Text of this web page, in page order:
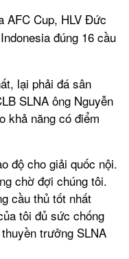
AFC Cup, HLV Đức
đúng 16 cầu
lại phải đá sân
SLNA ông Nguyễn
khả năng có điểm
độ cho giải quốc nội.
chờ đợi chúng tôi.
cầu thủ tốt nhất
tôi đủ sức chống
trưởng SLNA